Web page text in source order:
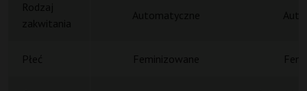
Płeć Feminizowane